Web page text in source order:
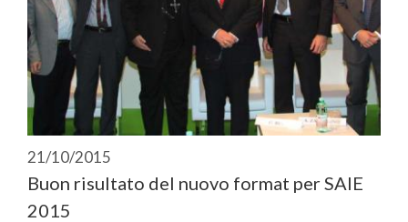
21/10/2015
Buon risultato del nuovo format per SAIE
2015